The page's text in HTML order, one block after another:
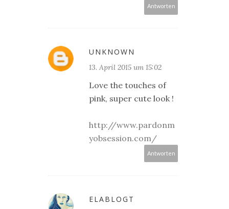
Antworten
UNKNOWN
13. April 2015 um 15:02
Love the touches of
pink, super cute look !
http://www.pardonm
yobsession.com/
Antworten
ELABLOGT